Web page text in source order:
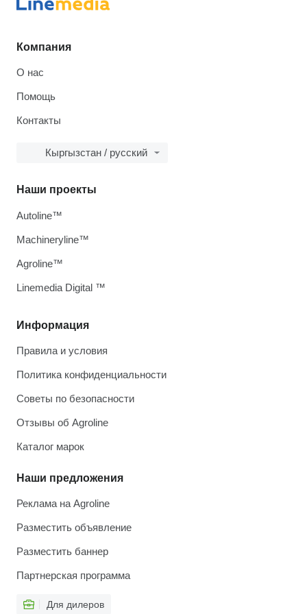
Компания
О нас
Помощь
Контакты
Кыргызстан / русский
Информация
Правила и условия
Политика конфиденциальности
Советы по безопасности
Отзывы об Agroline
Каталог марок
Наши предложения
Реклама на Agroline
Разместить объявление
Разместить баннер
Партнерская программа
Для дилеров
Наши проекты
Autoline™
Machineryline™
Agroline™
Linemedia Digital ™